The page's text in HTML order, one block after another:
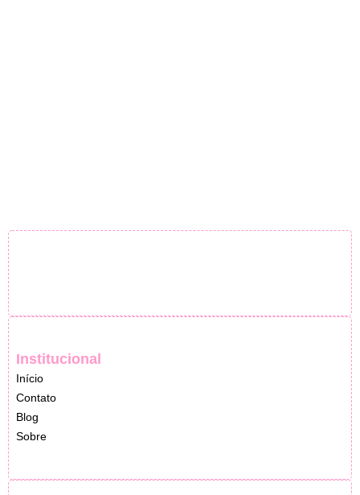
Institucional
Início
Contato
Blog
Sobre